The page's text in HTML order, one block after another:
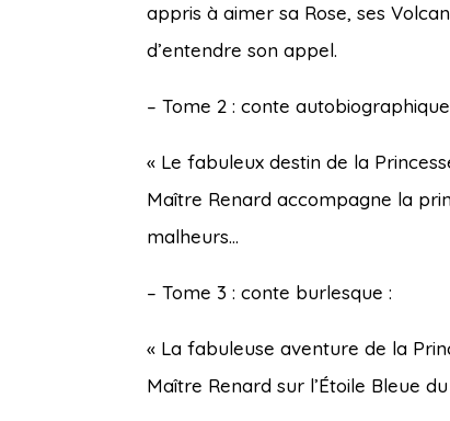
appris à aimer sa Rose, ses
d’entendre son appel.
– Tome 2 : conte
« Le fabuleux destin de la
Maître Renard accompagne la
malheurs…
– Tome 3 : conte burlesque :
« La fabuleuse aventure de la
Maître Renard sur l’Étoile Bleue